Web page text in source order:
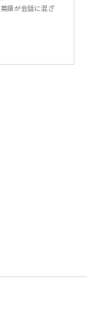
語が会話に混ざ